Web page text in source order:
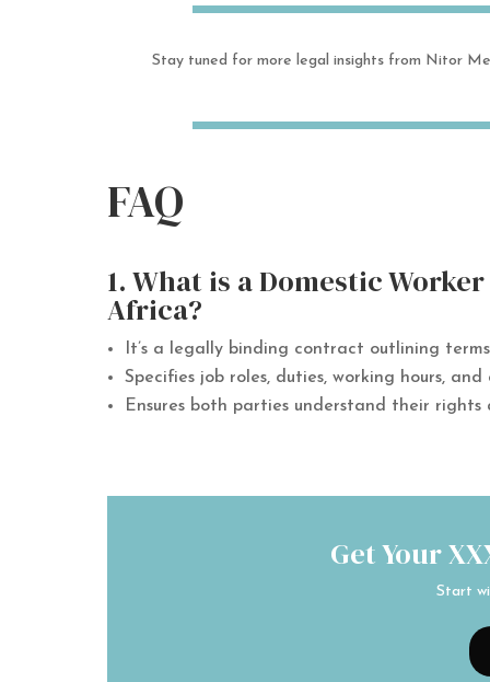
Stay tuned for more legal insights from Nitor
FAQ
1. What is a Domestic
Africa?
It’s a legally binding contract outlining
Specifies job roles, duties, working hours, and
Ensures both parties understand their
Get Your
Start